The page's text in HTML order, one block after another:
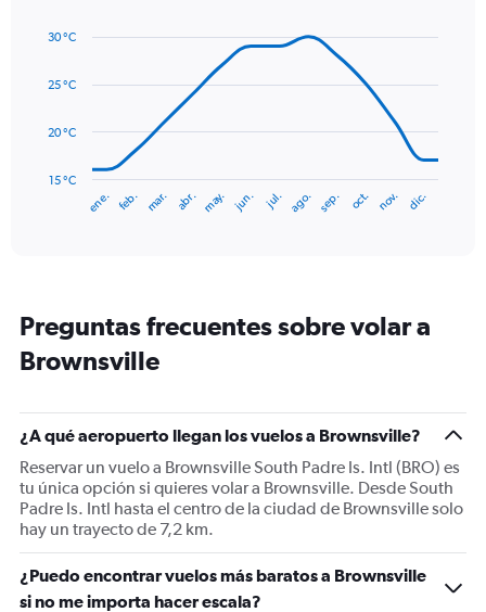
values.
with
data
The
has
14
The
has
1
axis
displaying
values.
Range:
15
to
35.
ene. feb. mar. abr. may. jun. jul. ago. sep. oct. nov. dic.
15 °C
20 °C
25 °C
30 °C
Preguntas frecuentes sobre volar a
Brownsville
¿A qué aeropuerto llegan los vuelos a Brownsville?
Reservar un vuelo a Brownsville South Padre Is. Intl (BRO) es
tu única opción si quieres volar a Brownsville. Desde South
Padre Is. Intl hasta el centro de la ciudad de Brownsville solo
hay un trayecto de 7,2 km.
¿Puedo encontrar vuelos más baratos a Brownsville
si no me importa hacer escala?